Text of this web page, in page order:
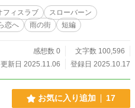
フィスラブ
スローバーン
恋へ 雨の街 短編
感想数 0
文字数 100,596
新日 2025.11.06
登録日 2025.10.17
お気に入り追加 17